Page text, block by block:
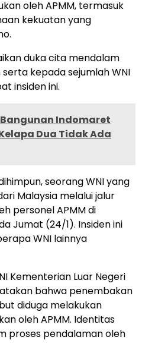
oleh APMM, termasuk
kekuatan yang
duka cita mendalam
kepada sejumlah WNI
insiden ini.
Indomaret
Dua Tidak Ada
seorang WNI yang
Malaysia melalui jalur
personel APMM di
Jumat (24/1). Insiden ini
WNI lainnya
Kementerian Luar Negeri
bahwa penembakan
diduga melakukan
oleh APMM. Identitas
proses pendalaman oleh